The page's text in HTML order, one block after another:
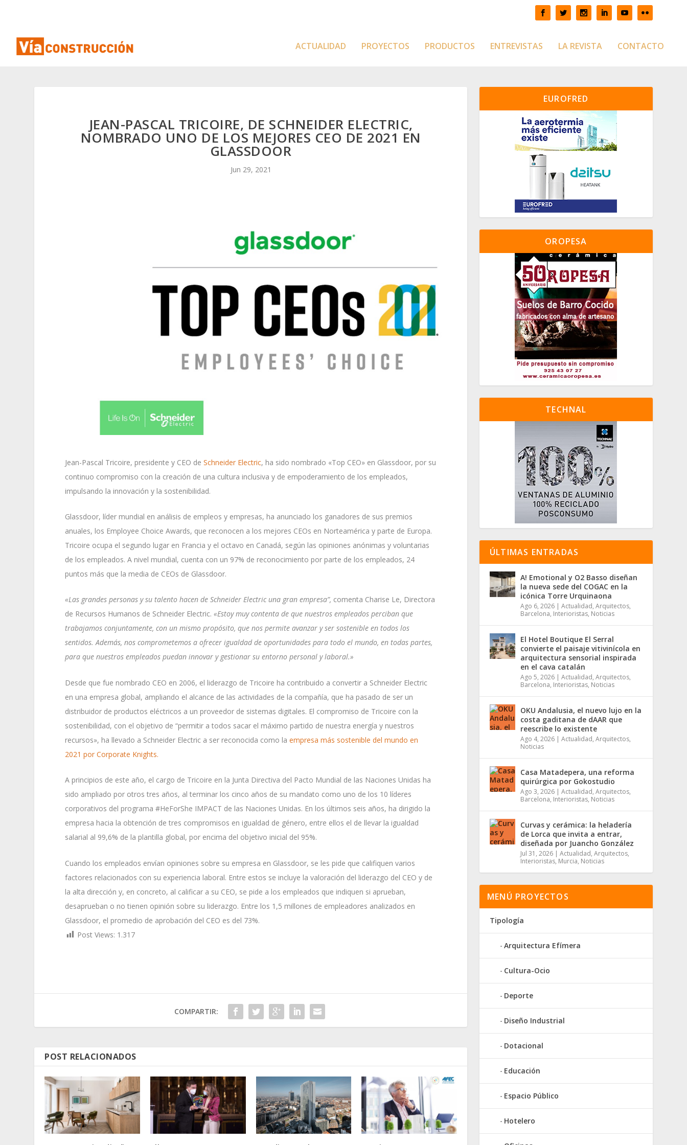
ACTUALIDAD PROYECTOS PRODUCTOS ENTREVISTAS LA REVISTA CONTACTO
JEAN-PASCAL TRICOIRE, DE SCHNEIDER ELECTRIC,
NOMBRADO UNO DE LOS MEJORES CEO DE 2021 EN
GLASSDOOR
Jun 29, 2021
Jean-Pascal Tricoire, presidente y CEO deSchneider Electric, ha sido nombrado «Top CEO» en Glassdoor, por su
continuo compromiso con la creación de una cultura inclusiva y de empoderamiento de los empleados,
impulsando la innovación y la sostenibilidad.
Glassdoor, líder mundial en análisis de empleos y empresas, ha anunciado los ganadores de sus premios
anuales, los Employee Choice Awards, que reconocen a los mejores CEOs en Norteamérica y parte de Europa.
Tricoire ocupa el segundo lugar en Francia y el octavo en Canadá, según las opiniones anónimas y voluntarias
de los empleados. A nivel mundial, cuenta con un 97% de reconocimiento por parte de los empleados, 24
puntos más que la media de CEOs de Glassdoor.
«Las grandes personas y su talento hacen de Schneider Electric una gran empresa”, comenta Charise Le, Directora
de Recursos Humanos de Schneider Electric.«Estoy muy contenta de que nuestros empleados perciban que
trabajamos conjuntamente, con un mismo propósito, que nos permite avanzar y ser sostenible en todos los
sentidos. Además, nos comprometemos a ofrecer igualdad de oportunidades para todo el mundo, en todas partes,
para que nuestros empleados puedan innovar y gestionar su entorno personal y laboral.»
Desde que fue nombrado CEO en 2006, el liderazgo de Tricoire ha contribuido a convertir a Schneider Electric
en una empresa global, ampliando el alcance de las actividades de la compañía, que ha pasado de ser un
distribuidor de productos eléctricos a un proveedor de sistemas digitales. El compromiso de Tricoire con la
sostenibilidad, con el objetivo de “permitir a todos sacar el máximo partido de nuestra energía y nuestros
recursos», ha llevado a Schneider Electric a ser reconocida como laempresa más sostenible del mundo en
2021 por Corporate Knights.
A principios de este año, el cargo de Tricoire en la Junta Directiva del Pacto Mundial de las Naciones Unidas ha
sido ampliado por otros tres años, al terminar los cinco años de su mandato como uno de los 10 líderes
corporativos del programa #HeForShe IMPACT de las Naciones Unidas. En los últimos seis años, ha dirigido la
empresa hacia la obtención de tres compromisos en igualdad de género, entre ellos el de llevar la igualdad
salarial al 99,6% de la plantilla global, por encima del objetivo inicial del 95%.
Cuando los empleados envían opiniones sobre su empresa en Glassdoor, se les pide que califiquen varios
factores relacionados con su experiencia laboral. Entre estos se incluye la valoración del liderazgo del CEO y de
la alta dirección y, en concreto, al calificar a su CEO, se pide a los empleados que indiquen si aprueban,
desaprueban o no tienen opinión sobre su liderazgo. Entre los 1,5 millones de empleadores analizados en
Glassdoor, el promedio de aprobación del CEO es del 73%.
Post Views: 1.317
COMPARTIR:
POST RELACIONADOS
EUROFRED
OROPESA
TECHNAL
ÚLTIMAS ENTRADAS
A! Emotional y O2 Basso diseñan
la nueva sede del COGAC en la
icónica Torre Urquinaona
Ago 6, 2026 | Actualidad, Arquitectos,
Barcelona, Interioristas, Noticias
El Hotel Boutique El Serral
convierte el paisaje vitivinícola en
arquitectura sensorial inspirada
en el cava catalán
Ago 5, 2026 | Actualidad, Arquitectos,
Barcelona, Interioristas, Noticias
OKU Andalusia, el nuevo lujo en la
costa gaditana de dAAR que
reescribe lo existente
Ago 4, 2026 | Actualidad, Arquitectos,
Noticias
Casa Matadepera, una reforma
quirúrgica por Gokostudio
Ago 3, 2026 | Actualidad, Arquitectos,
Barcelona, Interioristas, Noticias
Curvas y cerámica: la heladería
de Lorca que invita a entrar,
diseñada por Juancho González
Jul 31, 2026 | Actualidad, Arquitectos,
Interioristas, Murcia, Noticias
MENÚ PROYECTOS
Tipología
Arquitectura Efímera
Cultura-Ocio
Deporte
Diseño Industrial
Dotacional
Educación
Espacio Público
Hotelero